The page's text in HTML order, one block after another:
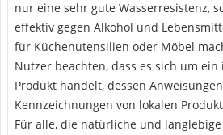
nur eine sehr gute Wasserresistenz,
effektiv gegen Alkohol und
für Küchenutensilien oder Möbel
Nutzer beachten, dass es sich um
Produkt handelt, dessen
Kennzeichnungen von lokalen
Für alle, die natürliche und